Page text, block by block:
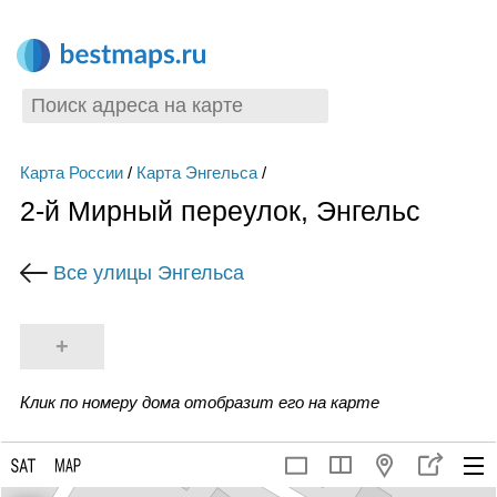
Карта России/ Карта Энгельса/
2-й Мирный переулок, Энгельс
Все улицы Энгельса
+
Клик по номеру дома отобразит его на карте